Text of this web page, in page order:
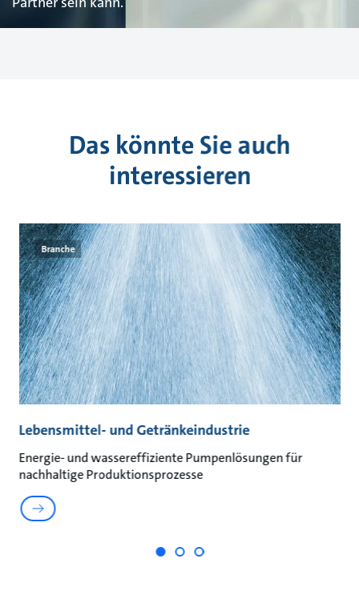
Das könnte Sie auch
interessieren
Branche
Lebensmittel- und Getränkeindustrie
Energie- und wassereffiziente Pumpenlösungen für
nachhaltige Produktionsprozesse